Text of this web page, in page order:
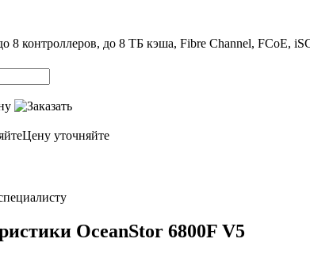
8 контроллеров, до 8 ТБ кэша, Fibre Channel, FCoE,
Цену уточняйте
OceanStor 6800F V5